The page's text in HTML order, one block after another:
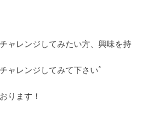
ャレンジしてみたい方、興味を持
ャレンジしてみて下さいﾟ
ります！